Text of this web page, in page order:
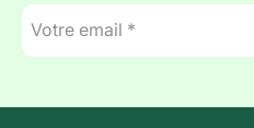
E-
mail
*